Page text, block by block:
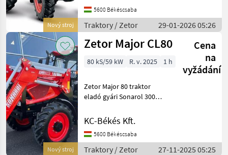
Nový stroj
KC-BÉKÉS KFT. új és
használt mezőgazdasági
gépek, alkatrészek és
traktorok értékesítése o
5600 Békéscsaba
Traktory / Zetor 29-01-2026 05:26
Nový stroj
Zetor Major CL80
Cena
na
vyžádání
80 kS/59 kW R. v. 2025 1 h
Zetor Major 80 traktor
eladó gyári Sonarol 300
megbízható Zetor Major CL
80 traktor, gyári Sonarol
300 homlokrakodóval
szerelve, most kiváló be
KC-Békés Kft.
5600 Békéscsaba
Traktory / Zetor 27-11-2025 05:25